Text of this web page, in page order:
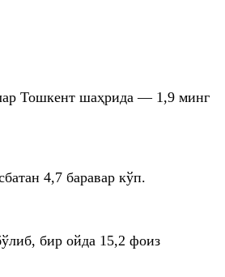
Тошкент шаҳрида — 1,9 минг
4,7 баравар кўп.
бир ойда 15,2 фоиз